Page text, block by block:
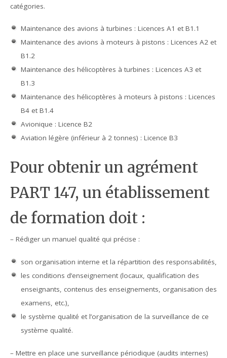
catégories.
Maintenance des avions à turbines : Licences A1 et B1.1
Maintenance des avions à moteurs à pistons : Licences A2 et
B1.2
Maintenance des hélicoptères à turbines : Licences A3 et
B1.3
Maintenance des hélicoptères à moteurs à pistons : Licences
B4 et B1.4
Avionique : Licence B2
Aviation légère (inférieur à 2 tonnes) : Licence B3
Pour obtenir un agrément
PART 147, un établissement
de formation doit :
– Rédiger un manuel qualité qui précise :
son organisation interne et la répartition des responsabilités,
les conditions d’enseignement (locaux, qualification des
enseignants, contenus des enseignements, organisation des
examens, etc.),
le système qualité et l’organisation de la surveillance de ce
système qualité.
– Mettre en place une surveillance périodique (audits internes)